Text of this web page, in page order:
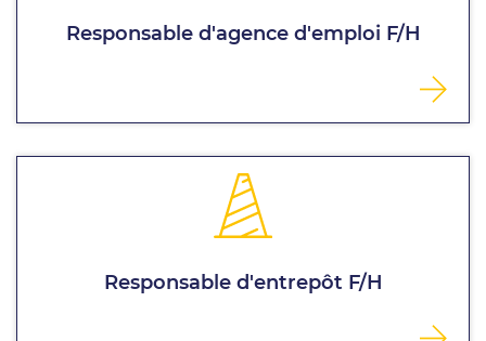
Responsable d'agence d'emploi F/H
Responsable d'entrepôt F/H